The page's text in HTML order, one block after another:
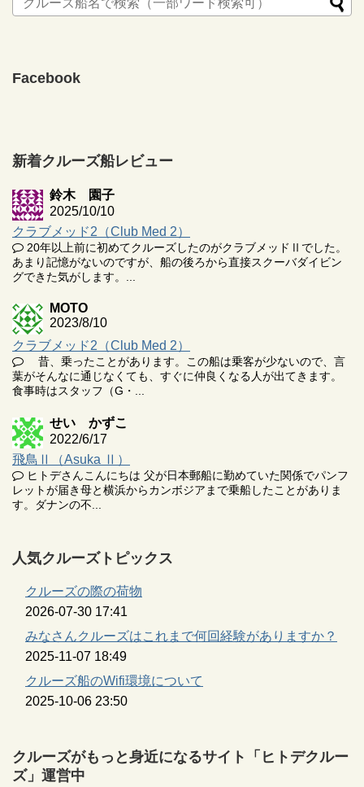
Facebook
新着クルーズ船レビュー
鈴木 園子
2025/10/10
クラブメッド2（Club Med 2）
20年以上前に初めてクルーズしたのがクラブメッドⅡでした。
あまり記憶がないのですが、船の後ろから直接スクーバダイビン
グできた気がします。...
MOTO
2023/8/10
クラブメッド2（Club Med 2）
昔、乗ったことがあります。この船は乗客が少ないので、言
葉がそんなに通じなくても、すぐに仲良くなる人が出てきます。
食事時はスタッフ（G・...
せい かずこ
2022/6/17
飛鳥Ⅱ（Asuka Ⅱ）
ヒトデさんこんにちは 父が日本郵船に勤めていた関係でパンフ
レットが届き母と横浜からカンボジアまで乗船したことがありま
す。ダナンの不...
人気クルーズトピックス
クルーズの際の荷物
2026-07-30 17:41
みなさんクルーズはこれまで何回経験がありますか？
2025-11-07 18:49
クルーズ船のWifi環境について
2025-10-06 23:50
クルーズがもっと身近になるサイト「ヒトデクルー
ズ」運営中